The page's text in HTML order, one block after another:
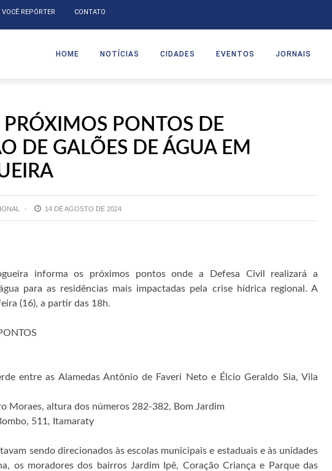
VOCÊ REPÓRTER CONTATO
HOME NOTÍCIAS CIDADES EVENTOS JORNAIS
PONTOS DE
DE GALÕES DE ÁGUA EM
14 DE AGOSTO DE 2024
informa os próximos pontos onde a Defesa Civil realizará a
para as residências mais impactadas pela crise hídrica regional. A
(16), a partir das 18h.
entre as Alamedas Antônio de Faveri Neto e Élcio Geraldo Sia, Vila
Moraes, altura dos números 282-382, Bom Jardim
511, Itamaraty
sendo direcionados às escolas municipais e estaduais e às unidades
os moradores dos bairros Jardim Ipê, Coração Criança e Parque das